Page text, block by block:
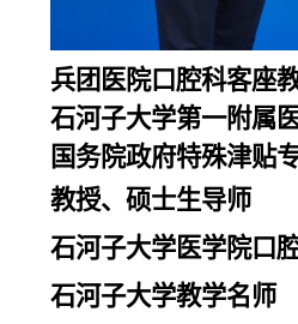
兵团医院口腔科客座
石河子大学第一附属
国务院政府特殊津贴
教授、硕士生导师
石河子大学医学院口
石河子大学教学名师